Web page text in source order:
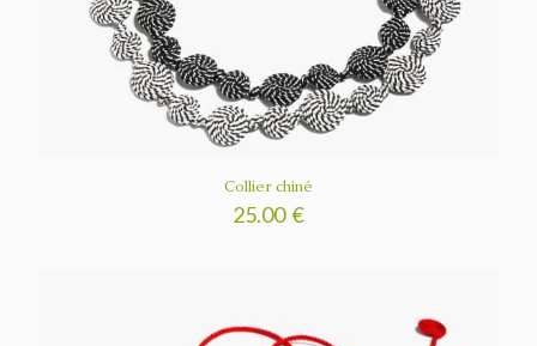
Collier chiné
25.00 €